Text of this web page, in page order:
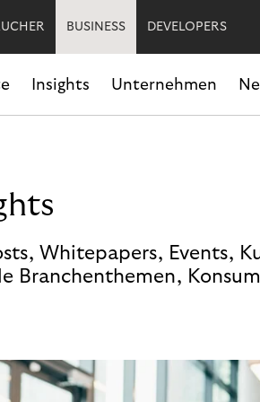
BUSINESS DEVELOPERS
Insights Unternehmen
Whitepapers, Events,
Branchenthemen,